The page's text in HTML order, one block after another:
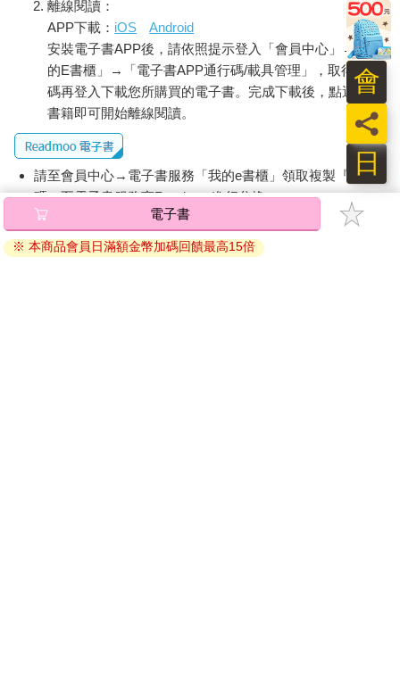
離線閱讀：
APP下載： iOS
Android
安裝電子書APP後，請依照提示登入「會員中心」→「我
的E書櫃」→「電子書APP通行碼/載具管理」，取得通行
碼再登入下載您所購買的電子書。完成下載後，點選任一
書籍即可開始離線閱讀。
請至會員中心→電子書服務「我的e書櫃」領取複製『兌換
碼』至電子書服務商Readmoo進行兌換。
退換貨須知：
因版權保護，您在金石堂所購買的電子書僅能以金石堂專屬
電子書
※ 本商品會員日滿額金幣加碼回饋最高15倍
日
員
會